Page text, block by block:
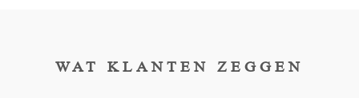
WAT KLANTEN ZEGGEN